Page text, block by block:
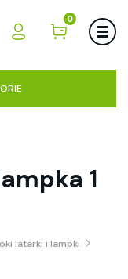
0
1
latarki i lampki